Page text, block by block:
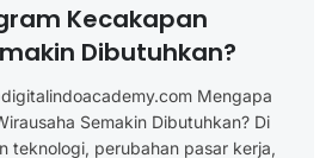
Kecakapan
Dibutuhkan?
Mengapa
Semakin Dibutuhkan? Di
teknologi, perubahan pasar kerja,